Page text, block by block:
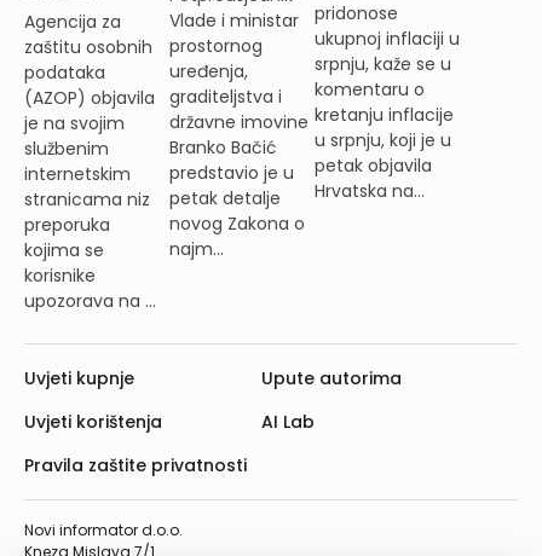
Agencija za
zaštitu osobnih
podataka
(AZOP) objavila
je na svojim
službenim
internetskim
stranicama niz
preporuka
kojima se
korisnike
upozorava na ...
Vlade i ministar
prostornog
uređenja,
graditeljstva i
državne imovine
Branko Bačić
predstavio je u
petak detalje
novog Zakona o
najm...
pridonose
ukupnoj inflaciji u
srpnju, kaže se u
komentaru o
kretanju inflacije
u srpnju, koji je u
petak objavila
Hrvatska na...
Novi informator d.o.o.
Kneza Mislava 7/1
Uvjeti kupnje
Uvjeti korištenja
Pravila zaštite privatnosti
Upute autorima
AI Lab